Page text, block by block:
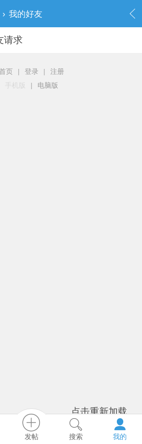
› 我的好友
请求
点击重新加载
页 | 登录 |
注册
手机版
| 电脑版
发帖 搜索 我的